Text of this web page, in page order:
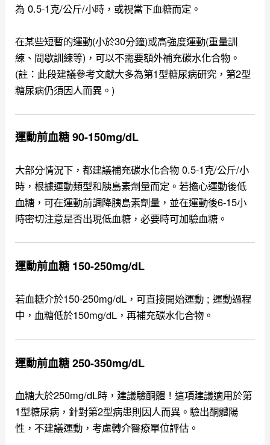
為 0.5-1克/公斤/小時，或視當下血糖而定。
在某些短暫的運動(小於30分鐘)或高強度運動(重量訓
練、間歇訓練等)，可以不需要額外補充碳水化合物。
(註：此段建議參考文獻大多為第1型糖尿病研究，第2型
糖尿病仍須因人而異。)
運動前血糖 90-150mg/dL
大部分情況下，都建議補充碳水化合物 0.5-1克/公斤/小
時，根據運動類型和胰島素劑量而定。若擔心運動後低
血糖，可在運動前調降胰島素劑量，並在運動後6-15小
時密切注意是否出現低血糖，必要時可加驗血糖。
運動前血糖 150-250mg/dL
若血糖介於150-250mg/dL，可直接開始運動 ; 運動過程
中，血糖低於150mg/dL，再補充碳水化合物。
運動前血糖 250-350mg/dL
血糖大於250mg/dL時，建議驗酮體！這項建議適用於第
1型糖尿病，針對第2型病患則因人而異。驗出酮體陽
性，不建議運動，考慮轉介醫療單位評估。